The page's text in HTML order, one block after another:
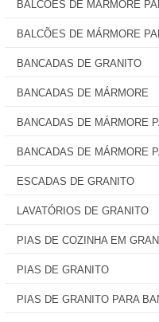
BALCÕES DE MÁRMORE
BALCÕES DE MÁRMORE
BANCADAS DE GRANITO
BANCADAS DE MÁRMORE
BANCADAS DE MÁRMORE
BANCADAS DE MÁRMORE
ESCADAS DE GRANITO
LAVATÓRIOS DE GRANITO
PIAS DE COZINHA EM
PIAS DE GRANITO
PIAS DE GRANITO PARA